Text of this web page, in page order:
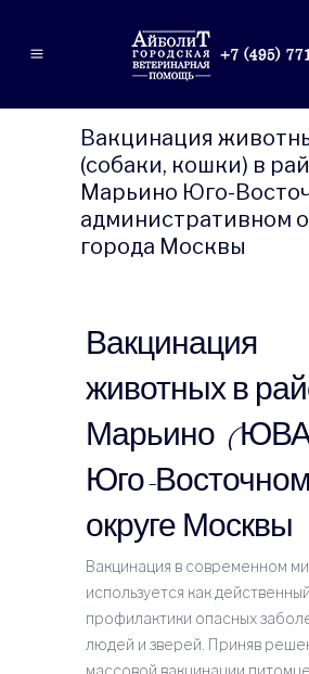
Вакцинация
(собаки, кошки) в
Марьино Юго-
административном
города Москвы
Вакцинация
животных в
Марьино
Юго-Восточном
округе Москвы
Вакцинация в современном
используется как
профилактики опасных
людей и зверей. Приняв
массовой вакцинации